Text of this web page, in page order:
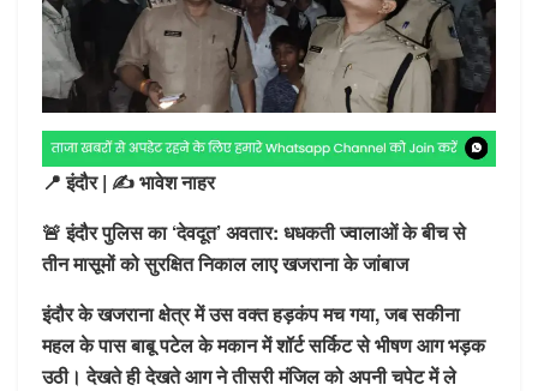
📍 इंदौर | ✍️ भावेश नाहर
🚨 इंदौर पुलिस का ‘देवदूत’ अवतार: धधकती ज्वालाओं के बीच से
तीन मासूमों को सुरक्षित निकाल लाए खजराना के जांबाज
इंदौर के खजराना क्षेत्र में उस वक्त हड़कंप मच गया, जब सकीना
महल के पास बाबू पटेल के मकान में शॉर्ट सर्किट से भीषण आग भड़क
उठी। देखते ही देखते आग ने तीसरी मंजिल को अपनी चपेट में ले